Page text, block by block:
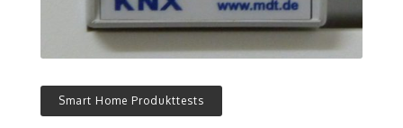
Smart Home Produkttests